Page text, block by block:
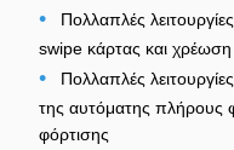
•
Πολλαπλές
swipe κάρτας και
•
Πολλαπλές
της αυτόματης πλήρους
φόρτισης